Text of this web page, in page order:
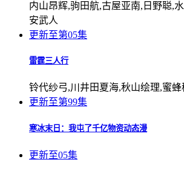
内山昂辉,驹田航,古屋亚南,日野聪,
安武人
更新至第05集
雷霆三人行
铃代纱弓,川井田夏海,秋山绘理,蜜蜂
更新至第99集
寒冰末日：我屯了千亿物资动态漫
更新至05集